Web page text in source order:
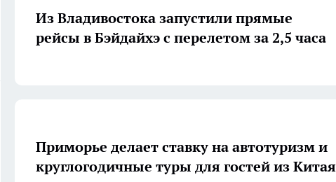
Из Владивостока запустили прямые
рейсы в Бэйдайхэ с перелетом за 2,5 часа
Приморье делает ставку на автотуризм и
круглогодичные туры для гостей из Китая